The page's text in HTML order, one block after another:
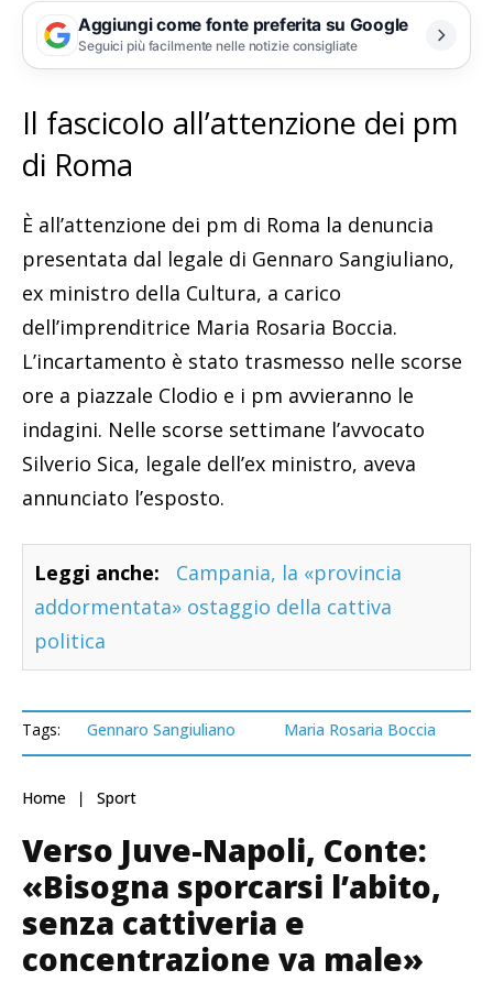
Aggiungi come fonte preferita su Google
Seguici più facilmente nelle notizie consigliate
Il fascicolo all’attenzione dei pm
di Roma
È all’attenzione dei pm di Roma la denuncia
presentata dal legale di Gennaro Sangiuliano,
ex ministro della Cultura, a carico
dell’imprenditrice Maria Rosaria Boccia.
L’incartamento è stato trasmesso nelle scorse
ore a piazzale Clodio e i pm avvieranno le
indagini. Nelle scorse settimane l’avvocato
Silverio Sica, legale dell’ex ministro, aveva
annunciato l’esposto.
Leggi anche:
Campania, la «provincia
addormentata» ostaggio della cattiva
politica
Tags: Gennaro Sangiuliano Maria Rosaria Boccia
Home Sport
Verso Juve-Napoli, Conte:
«Bisogna sporcarsi l’abito,
senza cattiveria e
concentrazione va male»